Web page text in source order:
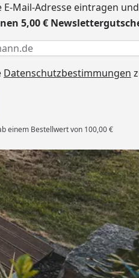
E-Mail-Adresse eintragen und
5,00 €
Datenschutzbestimmungen
einem Bestellwert von 100,00 €